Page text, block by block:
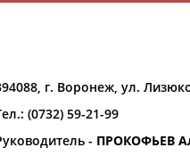
г. Воронеж, ул.
(0732) 59-21-99
- ПРОКОФЬЕВ